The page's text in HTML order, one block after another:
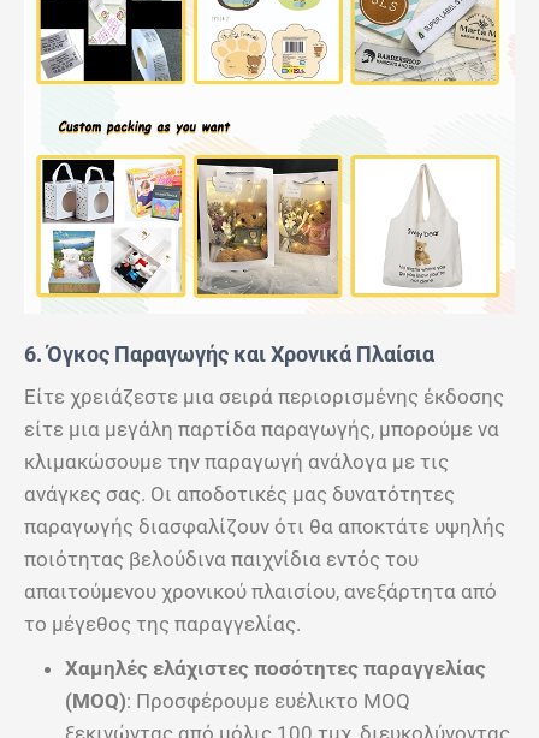
6. Όγκος Παραγωγής και Χρονικά Πλαίσια
Είτε χρειάζεστε μια σειρά περιορισμένης έκδοσης
είτε μια μεγάλη παρτίδα παραγωγής, μπορούμε να
κλιμακώσουμε την παραγωγή ανάλογα με τις
ανάγκες σας. Οι αποδοτικές μας δυνατότητες
παραγωγής διασφαλίζουν ότι θα αποκτάτε υψηλής
ποιότητας βελούδινα παιχνίδια εντός του
απαιτούμενου χρονικού πλαισίου, ανεξάρτητα από
το μέγεθος της παραγγελίας.
Χαμηλές ελάχιστες ποσότητες παραγγελίας
(MOQ): Προσφέρουμε ευέλικτο MOQ
ξεκινώντας από μόλις 100 τμχ, διευκολύνοντας